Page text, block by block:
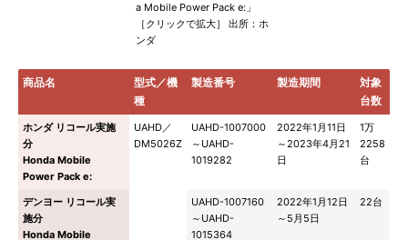
a Mobile Power Pack e:」
［クリックで拡大］ 出所：ホ
ンダ
商品名
型式／機
種
製造番号 製造期間
対象
台数
ホンダ リコール実施
分
Honda Mobile
Power Pack e:
UAHD／
DM5026Z
UAHD-1007000
～UAHD-
1019282
2022年1月11日
～2023年4月21
日
1万
2258
台
デンヨー リコール実
施分
Honda Mobile
UAHD-1007160
～UAHD-
1015364
2022年1月12日
～5月5日
22台